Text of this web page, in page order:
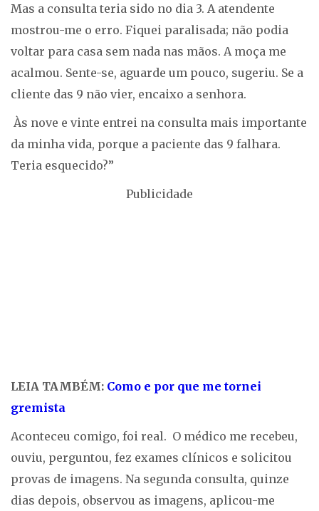
Mas a consulta teria sido no dia 3. A atendente
mostrou-me o erro. Fiquei paralisada; não podia
voltar para casa sem nada nas mãos. A moça me
acalmou. Sente-se, aguarde um pouco, sugeriu. Se a
cliente das 9 não vier, encaixo a senhora.
Às nove e vinte entrei na consulta mais importante
da minha vida, porque a paciente das 9 falhara.
Teria esquecido?”
Publicidade
LEIA TAMBÉM: Como e por que me tornei
gremista
Aconteceu comigo, foi real. O médico me recebeu,
ouviu, perguntou, fez exames clínicos e solicitou
provas de imagens. Na segunda consulta, quinze
dias depois, observou as imagens, aplicou-me